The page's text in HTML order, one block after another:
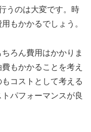
うのは大変です。時
もかかるでしょう。
ろん費用はかかりま
もかかることを考え
コストとして考える
パフォーマンスが良